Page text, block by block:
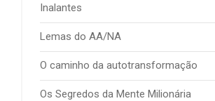
Inalantes
Lemas do AA/NA
O caminho da autotransformação
Os Segredos da Mente Milionária